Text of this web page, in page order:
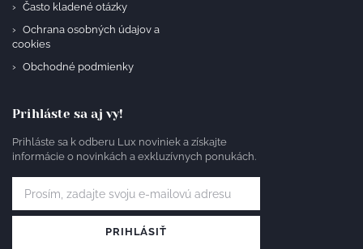
Často kladené otázky
Ochrana osobných údajov a
cookies
Obchodné podmienky
Prihláste sa aj vy!
Prihláste sa k odberu Lux noviniek a získajte
informácie o novinkách a exkluzívnych ponukách.
PRIHLÁSIŤ